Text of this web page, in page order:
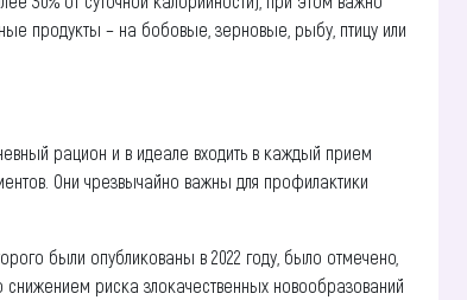
продукты – на бобовые, зерновые, рыбу, птицу или
рацион и в идеале входить в каждый прием
Они чрезвычайно важны для профилактики
были опубликованы в 2022 году, было отмечено,
риска злокачественных новообразований